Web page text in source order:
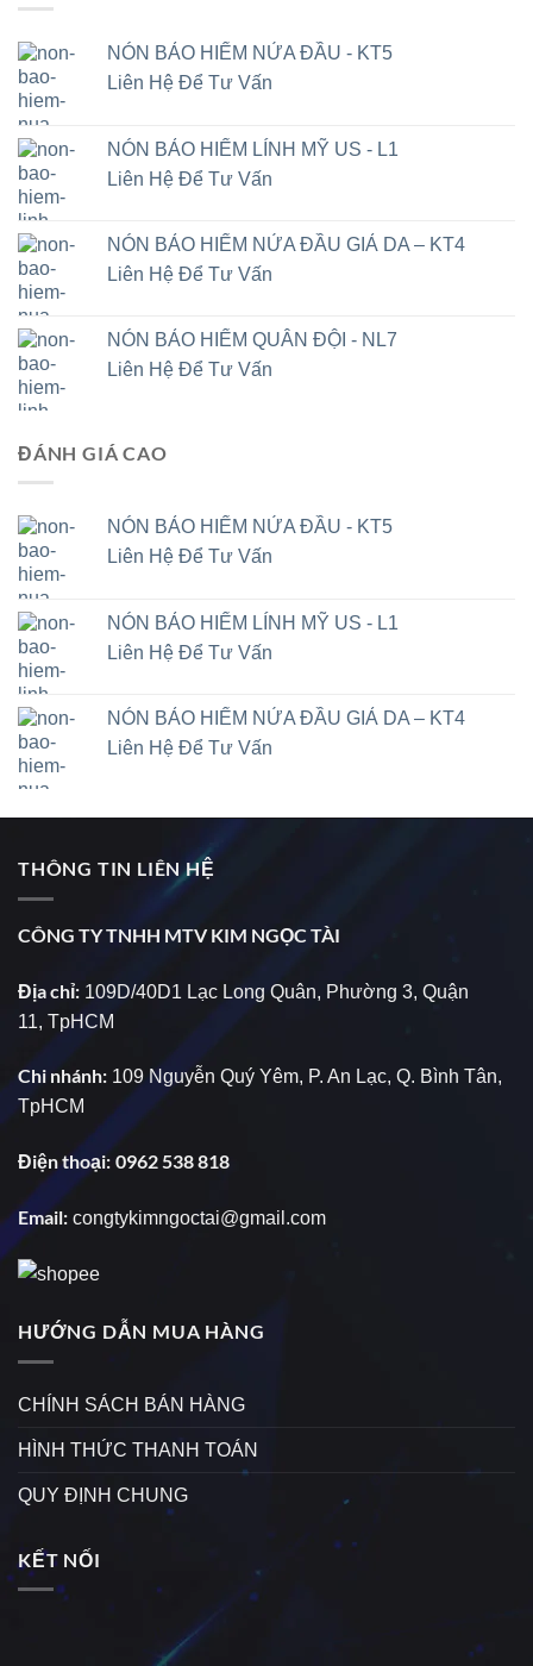
NÓN BẢO HIỂM NỬA ĐẦU - KT5
Liên Hệ Để Tư Vấn
NÓN BẢO HIỂM LÍNH MỸ US - L1
Liên Hệ Để Tư Vấn
NÓN BẢO HIỂM NỬA ĐẦU GIẢ DA – KT4
Liên Hệ Để Tư Vấn
NÓN BẢO HIỂM QUÂN ĐỘI - NL7
Liên Hệ Để Tư Vấn
ĐÁNH GIÁ CAO
NÓN BẢO HIỂM NỬA ĐẦU - KT5
Liên Hệ Để Tư Vấn
NÓN BẢO HIỂM LÍNH MỸ US - L1
Liên Hệ Để Tư Vấn
NÓN BẢO HIỂM NỬA ĐẦU GIẢ DA – KT4
Liên Hệ Để Tư Vấn
THÔNG TIN LIÊN HỆ
CÔNG TY TNHH MTV KIM NGỌC TÀI
Địa chỉ: 109D/40D1 Lạc Long Quân, Phường 3, Quận
11, TpHCM
Chi nhánh: 109 Nguyễn Quý Yêm, P. An Lạc, Q. Bình Tân,
TpHCM
Điện thoại: 0962 538 818
Email: congtykimngoctai@gmail.com
HƯỚNG DẪN MUA HÀNG
CHÍNH SÁCH BÁN HÀNG
HÌNH THỨC THANH TOÁN
QUY ĐỊNH CHUNG
KẾT NỐI